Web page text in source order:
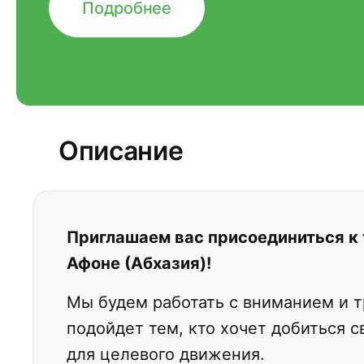
Подробнее
Описание
Приглашаем вас присоединиться
Афоне (Абхазия)!
Мы будем работать с вниманием и
подойдет тем, кто хочет добиться
для целевого движения.